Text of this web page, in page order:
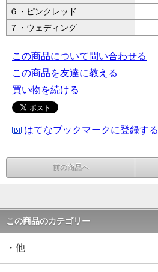
６・ピンクレッド
７・ウェディング
この商品について問い合わせる
この商品を友達に教える
買い物を続ける
はてなブックマークに登録する
前の商品へ
この商品のカテゴリー
・他